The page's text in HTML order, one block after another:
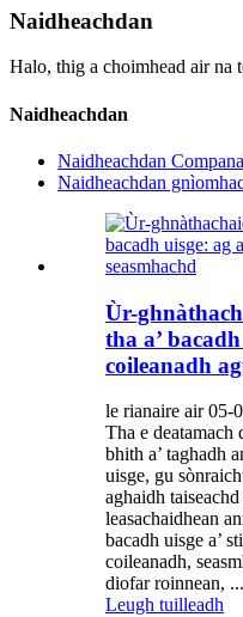
Naidheachdan
Halo, thig a choimhead air na
Naidheachdan
Naidheachdan
Naidheachdan
Ùr-
tha a’
coileanadh
le rianaire air 05-
Tha e deatamach
bhith a’ taghadh
uisge, gu
aghaidh
leasachaidhean
bacadh uisge a’
coileanadh,
diofar roinnean, ...
Leugh tuilleadh